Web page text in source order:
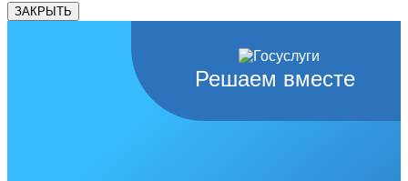
ЗАКРЫТЬ
Решаем вместе